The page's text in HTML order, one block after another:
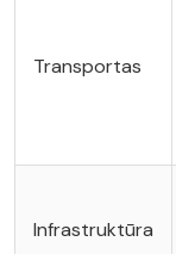
Transportas
Infrastruktūra